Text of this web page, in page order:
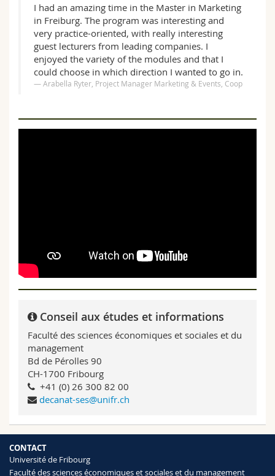
I had an amazing time in the Master in Marketing
in Freiburg. The program was interesting and
very practice-oriented, with really interesting
guest lecturers from leading companies. I
enjoyed the variety of the modules and that I
could choose in which direction I wanted to go in.
Arabella Ryter, Project Manager Marketing & Events, Coop
Conseil aux études et informations
Faculté des sciences économiques et sociales et du
management
Bd de Pérolles 90
CH-1700 Fribourg
+41 (0) 26 300 82 00
decanat-ses@unifr.ch
CONTACT
Université de Fribourg
Faculté des sciences économiques et sociales et du management